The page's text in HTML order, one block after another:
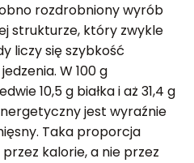
rozdrobniony wyrób
strukturze, który zwykle
liczy się szybkość
W 100 g
10,5 g białka i aż 31,4 g
jest wyraźnie
Taka proporcja
kalorie, a nie przez